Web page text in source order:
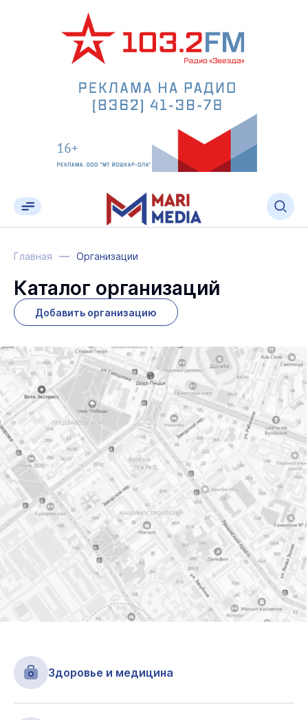
Главная Организации
Каталог организаций
Добавить организацию
Здоровье и медицина